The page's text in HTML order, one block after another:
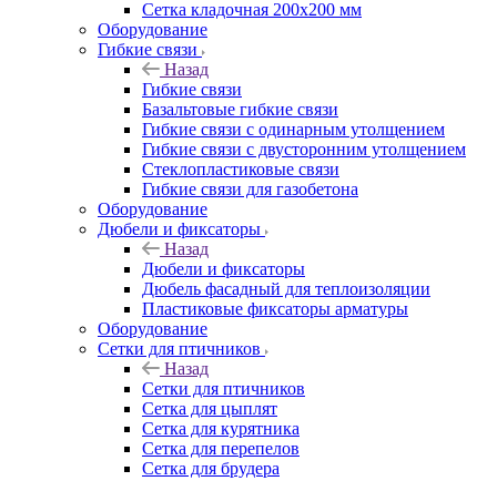
Сетка кладочная 200x200 мм
Оборудование
Гибкие связи
Назад
Гибкие связи
Базальтовые гибкие связи
Гибкие связи с одинарным утолщением
Гибкие связи с двусторонним утолщением
Стеклопластиковые связи
Гибкие связи для газобетона
Оборудование
Дюбели и фиксаторы
Назад
Дюбели и фиксаторы
Дюбель фасадный для теплоизоляции
Пластиковые фиксаторы арматуры
Оборудование
Сетки для птичников
Назад
Сетки для птичников
Сетка для цыплят
Сетка для курятника
Сетка для перепелов
Сетка для брудера